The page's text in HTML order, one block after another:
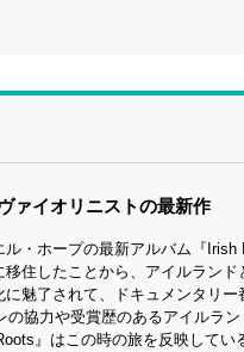
ァイオリニストの最新作
・ホープの最新アルバム『
住したことから、アイルラン
魅了されて、ドキュメンタリ
協力や受賞歴のあるアイルラ
』はこの時の旅を反映して